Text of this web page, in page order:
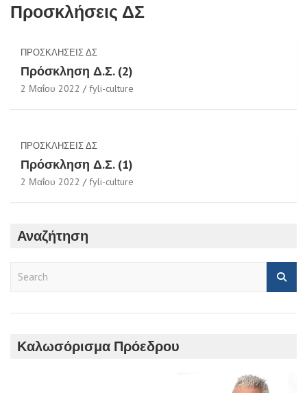
Προσκλήσεις ΔΣ
ΠΡΟΣΚΛΉΣΕΙΣ ΔΣ
Πρόσκληση Δ.Σ. (2)
2 Μαΐου 2022 fyli-culture
ΠΡΟΣΚΛΉΣΕΙΣ ΔΣ
Πρόσκληση Δ.Σ. (1)
2 Μαΐου 2022 fyli-culture
Αναζήτηση
r
Καλωσόρισμα Πρόεδρου